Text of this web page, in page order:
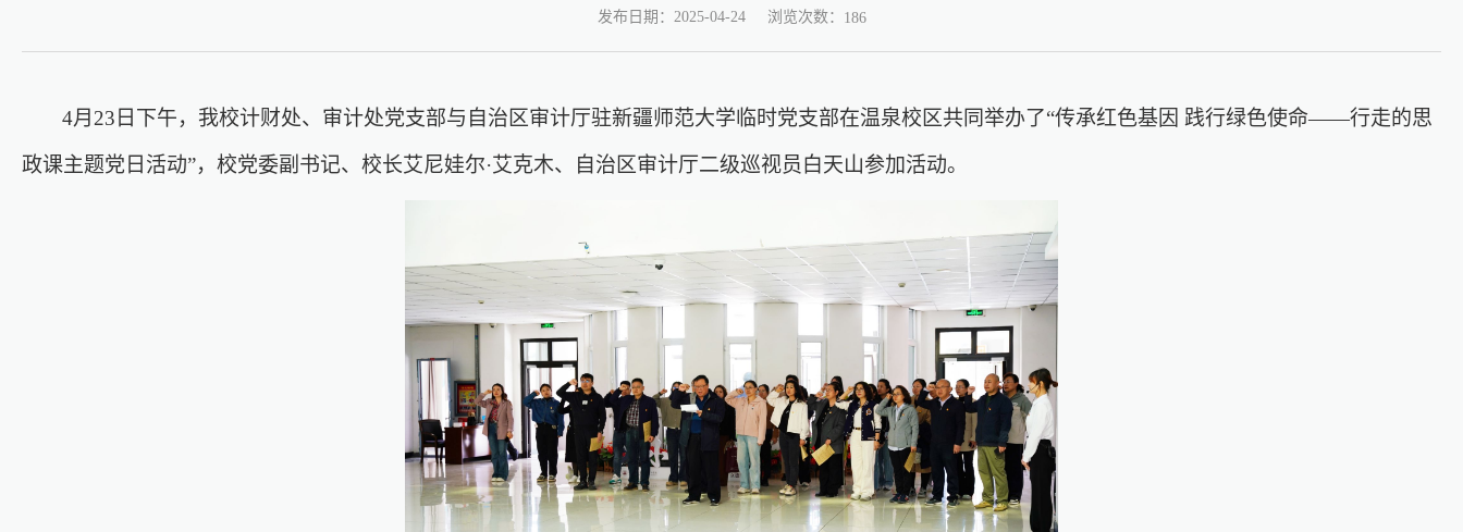
发布日期：2025-04-24 浏览次数： 186
4月23日下午，我校计财处、审计处党支部与自治区审计厅驻新疆师范大学临时党支部在温泉校区共同举办了“传承红色基因 践行绿色使命——行走的思
政课主题党日活动”，校党委副书记、校长艾尼娃尔·艾克木、自治区审计厅二级巡视员白天山参加活动。